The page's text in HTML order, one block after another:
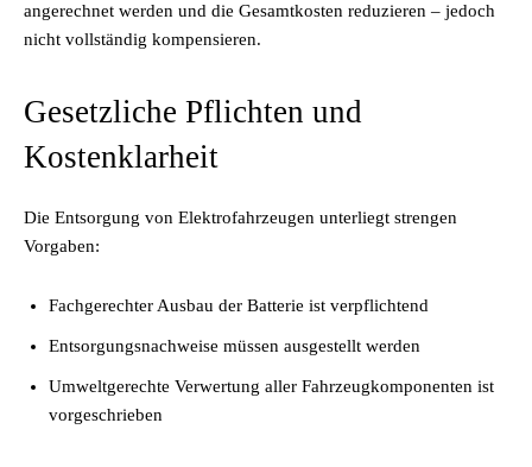
angerechnet werden und die Gesamtkosten reduzieren – jedoch
nicht vollständig kompensieren.
Gesetzliche Pflichten und
Kostenklarheit
Die Entsorgung von Elektrofahrzeugen unterliegt strengen
Vorgaben:
Fachgerechter Ausbau der Batterie ist verpflichtend
Entsorgungsnachweise müssen ausgestellt werden
Umweltgerechte Verwertung aller Fahrzeugkomponenten ist
vorgeschrieben